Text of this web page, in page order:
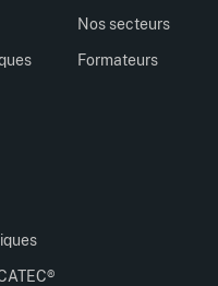
Nos secteurs
Formateurs